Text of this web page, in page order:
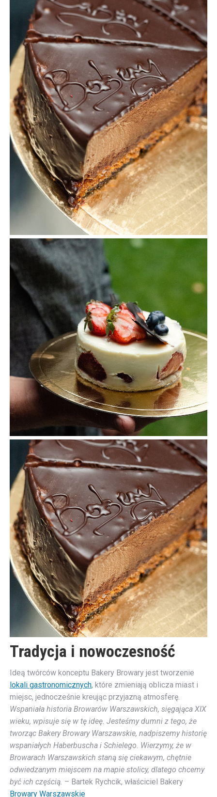
Tradycja i nowoczesność
Ideą twórców konceptu Bakery Browary jest tworzenie
lokali gastronomicznych, które zmieniają oblicza miast i
miejsc, jednocześnie kreując przyjazną atmosferę.
Wspaniała historia Browarów Warszawskich, sięgająca XIX
wieku, wpisuje się w tę ideę. Jesteśmy dumni z tego, że
tworząc Bakery Browary Warszawskie, nadpiszemy historię
wspaniałych Haberbuscha i Schielego. Wierzymy, że w
Browarach Warszawskich staną się ciekawym, chętnie
odwiedzanym miejscem na mapie stolicy, dlatego chcemy
być ich częścią. – Bartek Rychcik, właściciel Bakery
Browary Warszawskie